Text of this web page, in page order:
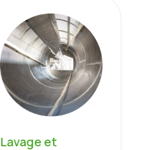
Lavage et